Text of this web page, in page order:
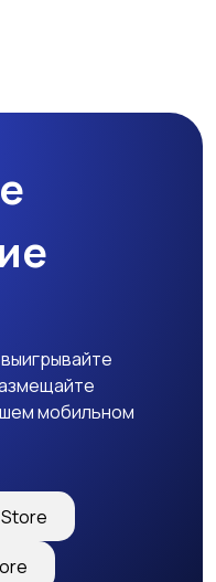
Текстиль и ковры
мобильном